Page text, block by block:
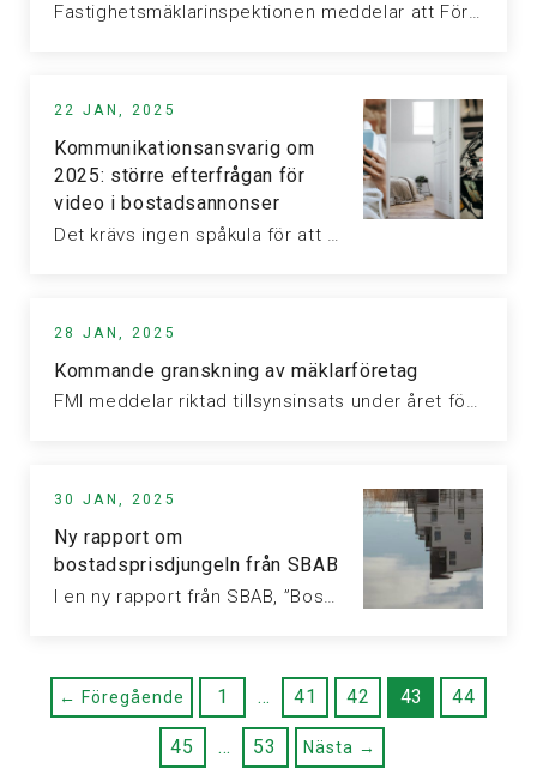
Fastighetsmäklarinspektionen meddelar att Förvaltningsdomstolen och kammarrätten har upphävt ett beslut om varning…
22 JAN, 2025
Kommunikationsansvarig om
2025: större efterfrågan för
video i bostadsannonser
28 JAN, 2025
Kommande granskning av mäklarföretag
FMI meddelar riktad tillsynsinsats under året för att granska mäklarföretagens skyldigheter enligt…
30 JAN, 2025
Ny rapport om
bostadsprisdjungeln från SBAB
← Föregående 1 … 41 42 43 44
45 … 53 Nästa →